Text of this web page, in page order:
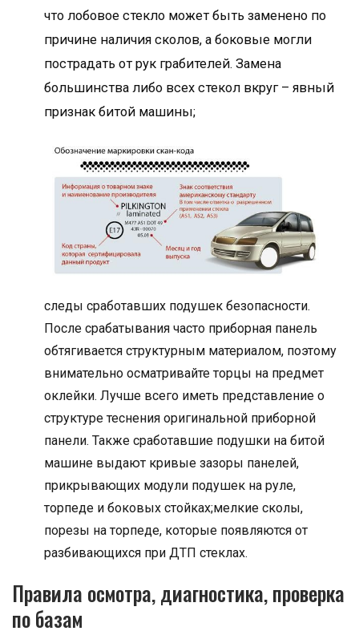
что лобовое стекло может быть заменено по
причине наличия сколов, а боковые могли
пострадать от рук грабителей. Замена
большинства либо всех стекол вкруг – явный
признак битой машины;
следы сработавших подушек безопасности.
После срабатывания часто приборная панель
обтягивается структурным материалом, поэтому
внимательно осматривайте торцы на предмет
оклейки. Лучше всего иметь представление о
структуре теснения оригинальной приборной
панели. Также сработавшие подушки на битой
машине выдают кривые зазоры панелей,
прикрывающих модули подушек на руле,
торпеде и боковых стойках;мелкие сколы,
порезы на торпеде, которые появляются от
разбивающихся при ДТП стеклах.
Правила осмотра, диагностика, проверка
по базам